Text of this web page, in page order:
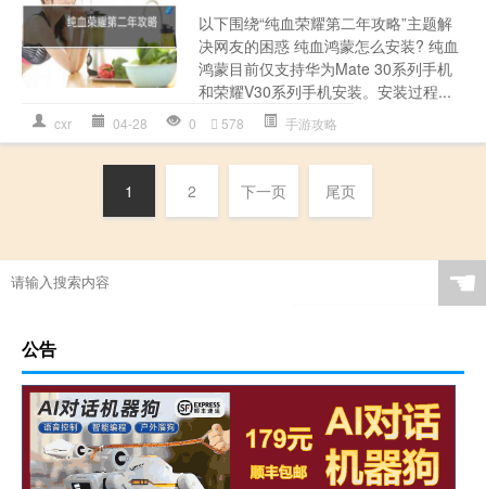
以下围绕“纯血荣耀第二年攻略”主题解
决网友的困惑 纯血鸿蒙怎么安装? 纯血
鸿蒙目前仅支持华为Mate 30系列手机
和荣耀V30系列手机安装。安装过程...
cxr 04-28 0 578 手游攻略
1 2 下一页 尾页
☚
公告